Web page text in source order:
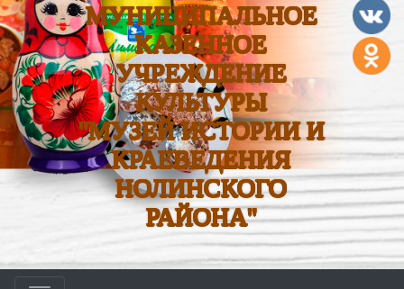
МУНИЦИПАЛЬНОЕ
КАЗЕННОЕ
УЧРЕЖДЕНИЕ
КУЛЬТУРЫ
"МУЗЕЙ ИСТОРИИ И
КРАЕВЕДЕНИЯ
НОЛИНСКОГО
РАЙОНА"